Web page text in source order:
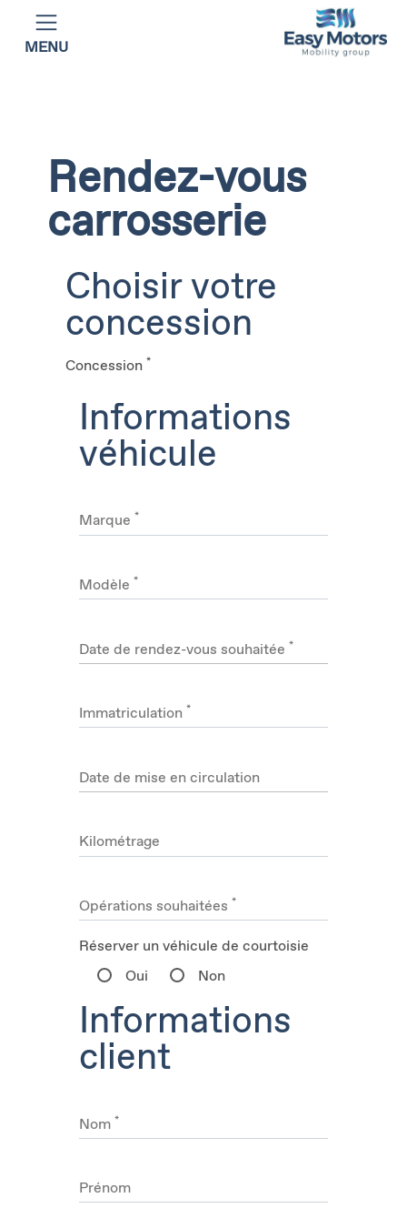
MENU
Rendez-vous
carrosserie
Choisir votre
concession
Concession*
Informations
véhicule
Marque*
Modèle*
Date de rendez-vous souhaitée*
Immatriculation*
Date de mise en circulation
Kilométrage
Opérations souhaitées*
Réserver un véhicule de courtoisie
Oui
Non
Informations
client
Nom*
Prénom